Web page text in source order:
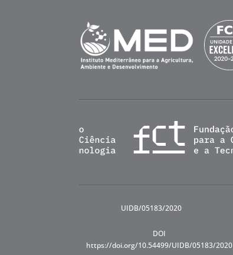
UIDB/05183/2020
DOI
https://doi.org/10.54499/UIDB/05183/2020